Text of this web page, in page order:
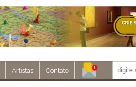
Artistas Contato